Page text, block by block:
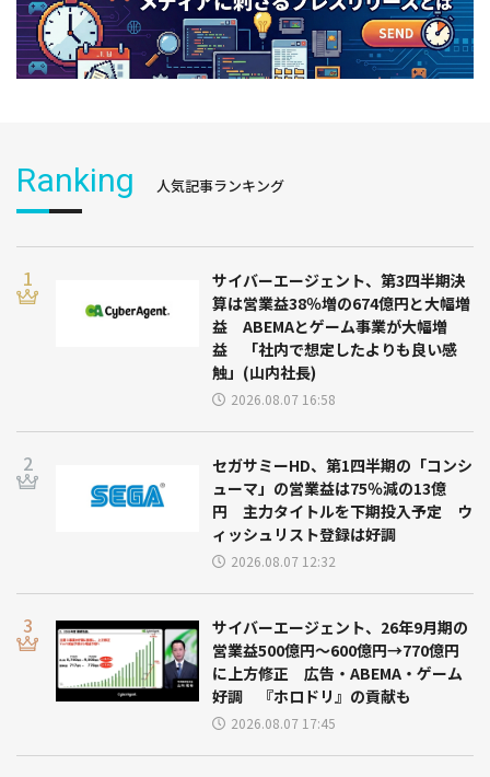
Ranking 人気記事ランキング
サイバーエージェント、第3四半期決
算は営業益38％増の674億円と大幅増
益 ABEMAとゲーム事業が大幅増
益 「社内で想定したよりも良い感
触」(山内社長)
2026.08.07 16:58
セガサミーHD、第1四半期の「コンシ
ューマ」の営業益は75％減の13億
円 主力タイトルを下期投入予定 ウ
ィッシュリスト登録は好調
2026.08.07 12:32
サイバーエージェント、26年9月期の
営業益500億円～600億円→770億円
に上方修正 広告・ABEMA・ゲーム
好調 『ホロドリ』の貢献も
2026.08.07 17:45